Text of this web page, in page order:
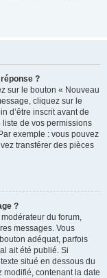
?
sur le bouton « Nouveau
cliquez sur le
d’être inscrit avant de
de vos permissions
exemple : vous pouvez
transférer des pièces
?
du forum,
messages. Vous
adéquat, parfois
ait été publié. Si
situé en dessous du
modifié, contenant la date